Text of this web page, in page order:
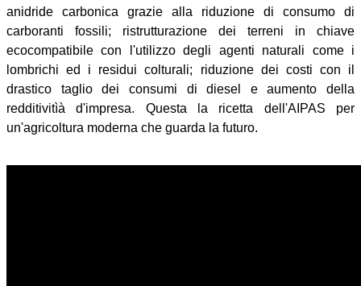
anidride carbonica grazie alla riduzione di consumo di
carboranti fossili; ristrutturazione dei terreni in chiave
ecocompatibile con l'utilizzo degli agenti naturali come i
lombrichi ed i residui colturali; riduzione dei costi con il
drastico taglio dei consumi di diesel e aumento della
redditivitìà d'impresa. Questa la ricetta dell'AIPAS per
un'agricoltura moderna che guarda la futuro.